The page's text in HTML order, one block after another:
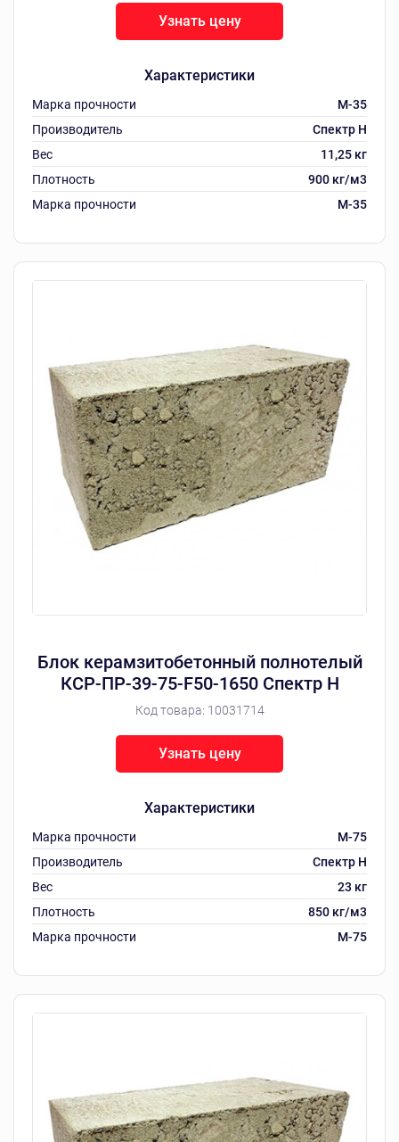
Характеристики
Марка прочности
M-35
Производитель
Спектр Н
Вес
11,25 кг
Плотность
900 кг/м3
Марка прочности
M-35
Узнать цену
Блок керамзитобетонный полнотелый
КСР-ПР-39-75-F50-1650 Спектр Н
Код товара: 10031714
Характеристики
Марка прочности
M-75
Производитель
Спектр Н
Вес
23 кг
Плотность
850 кг/м3
Марка прочности
M-75
Узнать цену